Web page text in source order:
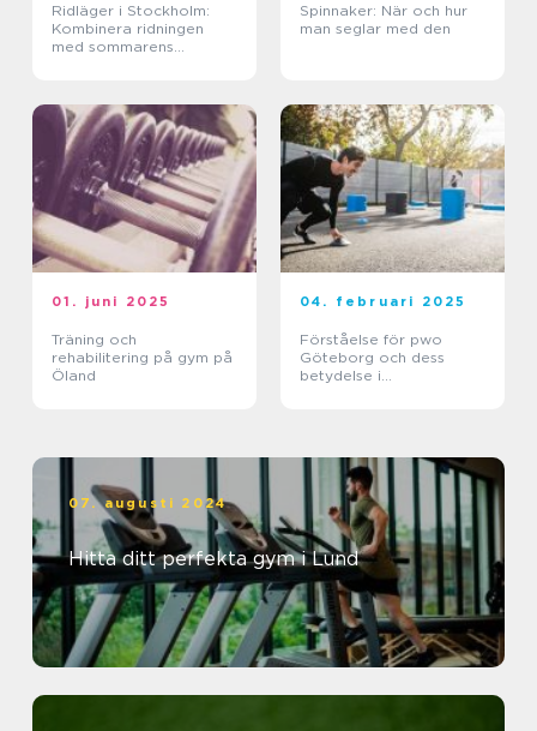
Ridläger i Stockholm:
Kombinera ridningen
med sommarens
Spinnaker: När och hur
man seglar med den
01. juni 2025
Träning och
rehabilitering på gym på
Öland
04. februari 2025
Förståelse för pwo
Göteborg och dess
betydelse i
07. augusti 2024
Hitta ditt perfekta gym i Lund